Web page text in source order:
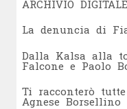
ARCHIVIO
La denuncia di
Dalla Kalsa alla
Falcone e Paolo
Ti racconterò
Agnese Borsellino